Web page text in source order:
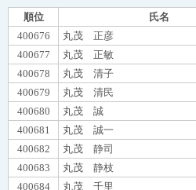
順位 氏名
400676
丸茂 正彦
400677
丸茂 正敏
400678
丸茂 清子
400679
丸茂 清民
400680
丸茂 誠
400681
丸茂 誠一
400682
丸茂 静司
400683
丸茂 静枝
400684
丸茂 千里